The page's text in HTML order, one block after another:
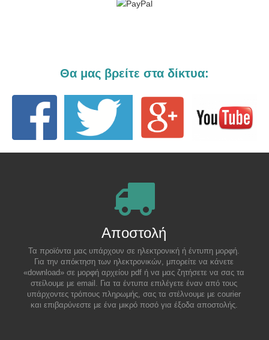
Θα μας βρείτε στα δίκτυα:
Αποστολή
Τα προϊόντα μας υπάρχουν σε ηλεκτρονική ή έντυπη μορφή.
Για την απόκτηση των ηλεκτρονικών, μπορείτε να κάνετε
«download» σε μορφή αρχείου pdf ή να μας ζητήσετε να σας τα
στείλουμε με email. Για τα έντυπα επιλέγετε έναν από τους
υπάρχοντες τρόπους πληρωμής, σας τα στέλνουμε με courier
και επιβαρύνεστε με ένα μικρό ποσό για έξοδα αποστολής.